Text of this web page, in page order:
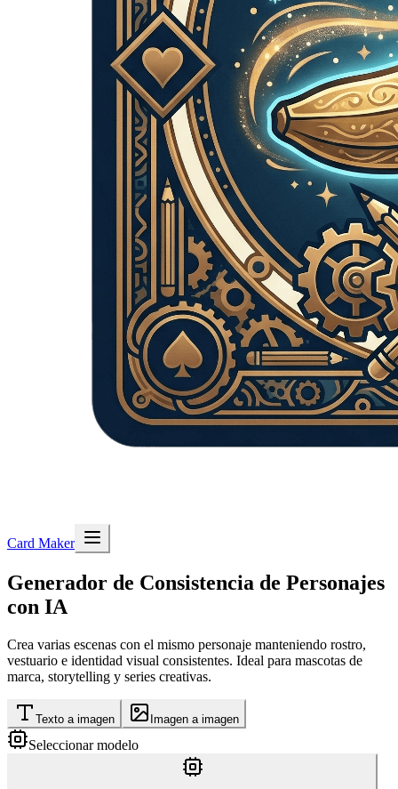
Card Maker
Generador de Consistencia de Personajes
con IA
Crea varias escenas con el mismo personaje manteniendo rostro,
vestuario e identidad visual consistentes. Ideal para mascotas de
marca, storytelling y series creativas.
Texto a imagen Imagen a imagen
Seleccionar modelo